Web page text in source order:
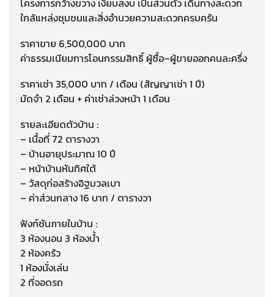
โครงการกว้างขวาง เงียบสงบ เป็นส่วนตัว เดินทางสะดวก
ใกล้แหล่งชุมชนและสิ่งอำนวยความสะดวกครบครัน
ราคาขาย 6,500,000 บาท
ค่าธรรมเนียมการโอนกรรมสิทธิ์ ผู้ซื้อ–ผู้ขายออกคนละครึ่ง
ราคาเช่า 35,000 บาท / เดือน (สัญญาเช่า 1 ปี)
มัดจำ 2 เดือน + ค่าเช่าล่วงหน้า 1 เดือน
รายละเอียดตัวบ้าน :
– เนื้อที่ 72 ตารางวา
– บ้านอายุประมาณ 10 ปี
– หน้าบ้านหันทิศใต้
– วัสดุก่อสร้างอิฐมวลเบา
– ค่าส่วนกลาง 16 บาท / ตารางวา
ฟังก์ชันภายในบ้าน :
3 ห้องนอน 3 ห้องน้ำ
2 ห้องครัว
1 ห้องนั่งเล่น
2 ที่จอดรถ